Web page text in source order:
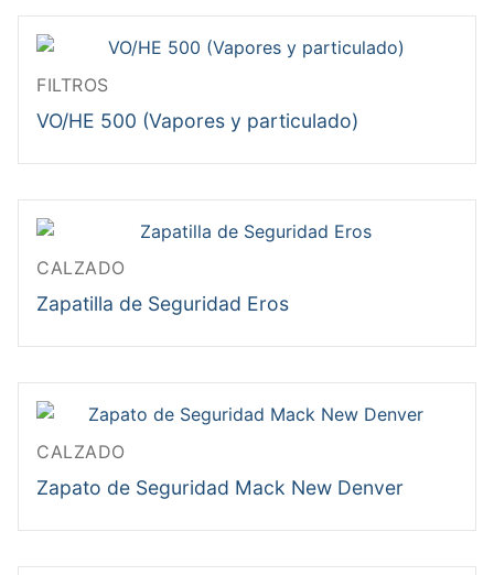
FILTROS
VO/HE 500 (Vapores y particulado)
CALZADO
Zapatilla de Seguridad Eros
CALZADO
Zapato de Seguridad Mack New Denver